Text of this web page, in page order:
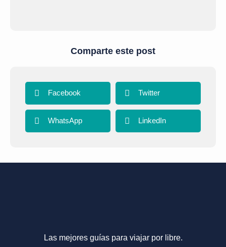
Comparte este post
Facebook Twitter
WhatsApp LinkedIn
Las mejores guías para viajar por libre.